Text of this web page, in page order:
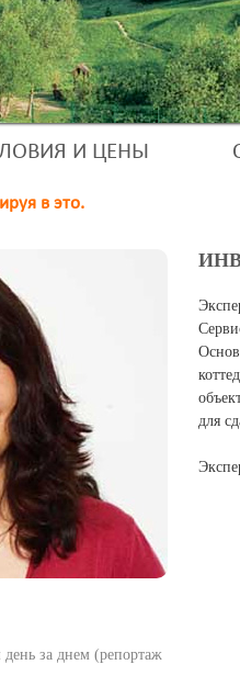
И ЦЕНЫ
в это.
для
за днем (репортаж